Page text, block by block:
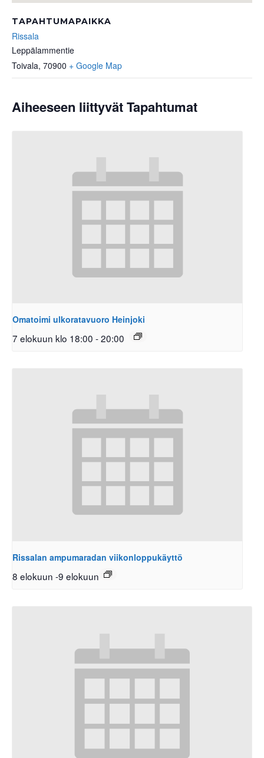
TAPAHTUMAPAIKKA
Rissala
Leppälammentie
Toivala, 70900 + Google Map
Aiheeseen liittyvät Tapahtumat
Omatoimi ulkoratavuoro Heinjoki
7 elokuun klo 18:00 -20:00
Rissalan ampumaradan viikonloppukäyttö
8 elokuun -9 elokuun